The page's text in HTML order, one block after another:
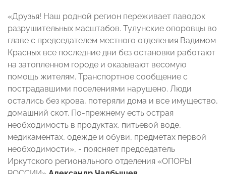
«Друзья! Наш родной регион переживает паводок
разрушительных масштабов. Тулунские опоровцы во
главе с председателем местного отделения Вадимом
Красных все последние дни без остановки работают
на затопленном городе и оказывают весомую
помощь жителям. Транспортное сообщение с
пострадавшими поселениями нарушено. Люди
остались без крова, потеряли дома и все имущество,
домашний скот. По-прежнему есть острая
необходимость в продуктах, питьевой воде,
медикаментах, одежде и обуви, предметах первой
необходимости», - поясняет председатель
Иркутского регионального отделения «ОПОРЫ